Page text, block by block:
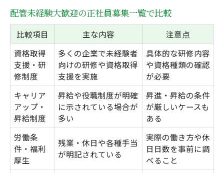
安定収入を目指す配管未経験者の転職戦略
正社員募集で叶える配管工の収入アップ法
配管未経験大歓迎求人の給与例と福利厚生
正社員募集に挑むなら配管未経験大歓迎
配管未経験大歓迎の正社員募集条件早見表
未経験者が配管工事で活躍できる理由
正社員募集で重視される配管未経験者の資
配管未経験大歓迎求人の選び方と注意点
未経験から正社員になるための面接対策
配管未経験大歓迎の正社員募集一覧で比較
比較項目 主な内容
注意点
資格取得
支援・研
修制度
多くの企業で未経験者
向けの研修や資格取得
支援を実施
具体的な研修内容
や資格種類の確認
が必要
キャリア
アップ・
昇給制度
昇給や役職制度が明確
に示されている場合が
多い
昇進・昇給の条件
が厳しいケースも
ある
労働条
件・福利
厚生
残業・休日や各種手当
が明記されている
実際の働き方や休
日日数を事前に調
べること